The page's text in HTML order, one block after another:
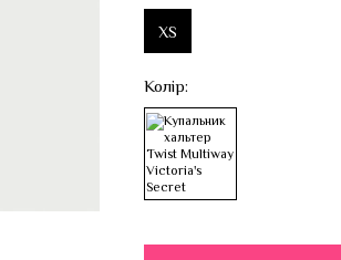
XS
Колір: